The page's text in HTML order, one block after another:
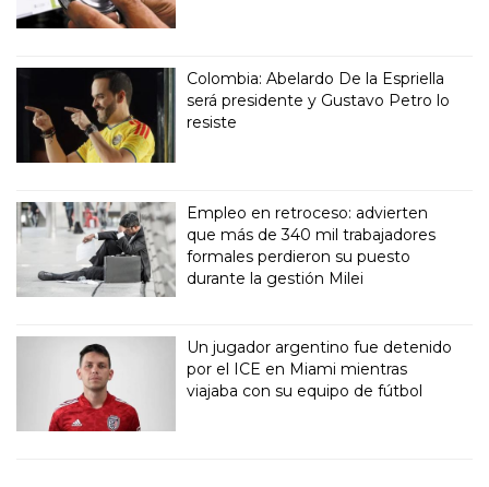
Colombia: Abelardo De la Espriella
será presidente y Gustavo Petro lo
resiste
Empleo en retroceso: advierten
que más de 340 mil trabajadores
formales perdieron su puesto
durante la gestión Milei
Un jugador argentino fue detenido
por el ICE en Miami mientras
viajaba con su equipo de fútbol